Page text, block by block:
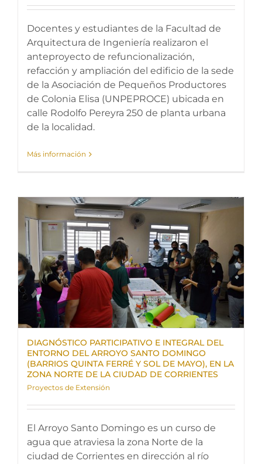
Docentes y estudiantes de la Facultad de
Arquitectura de Ingeniería realizaron el
anteproyecto de refuncionalización,
refacción y ampliación del edificio de la sede
de la Asociación de Pequeños Productores
de Colonia Elisa (UNPEPROCE) ubicada en
calle Rodolfo Pereyra 250 de planta urbana
de la localidad.
Más información
DIAGNÓSTICO PARTICIPATIVO E INTEGRAL DEL
ENTORNO DEL ARROYO SANTO DOMINGO
(BARRIOS QUINTA FERRÉ Y SOL DE MAYO), EN LA
ZONA NORTE DE LA CIUDAD DE CORRIENTES
Proyectos de Extensión
El Arroyo Santo Domingo es un curso de
agua que atraviesa la zona Norte de la
ciudad de Corrientes en dirección al río